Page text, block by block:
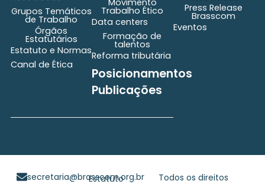
Grupos Temáticos
de Trabalho
Órgãos
Estatutários
Estatuto e Normas
Canal de Ética
Movimento
Trabalho Ético
Data centers
Formação de
talentos
Reforma tributária
Posicionamentos
Publicações
Press Release
Brasscom
Eventos
Todos os direitos
secretaria@brasscom.org.br
Estatuto